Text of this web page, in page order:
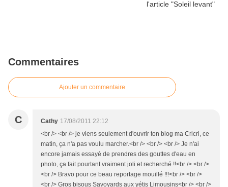
Commentaires
Ajouter un commentaire
C Cathy 17/08/2011 22:12
<br /> <br /> je viens seulement d'ouvrir ton blog ma Cricri, ce
matin, ça n'a pas voulu marcher.<br /> <br /> <br /> Je n'ai
encore jamais essayé de prendres des gouttes d'eau en
photo, ça fait pourtant vraiment joli et recherché !!<br /> <br />
<br /> Bravo pour ce beau reportage mouillé !!!<br /> <br />
<br /> Gros bisous Savoyards aux yétis Limousins<br /> <br />